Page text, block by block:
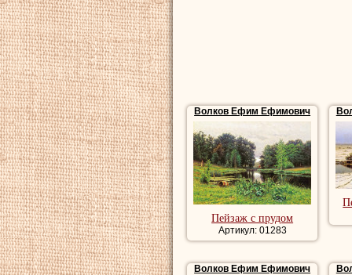
художника,
пейзаж,
Волков Ефим Ефимович
Пейзаж с прудом
Артикул: 01283
Волков Ефим Ефимович